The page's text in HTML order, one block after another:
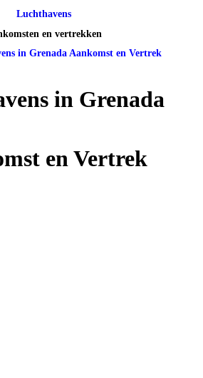
Luchthavens
en vertrekken
in Grenada Aankomst en Vertrek
in Grenada
en Vertrek